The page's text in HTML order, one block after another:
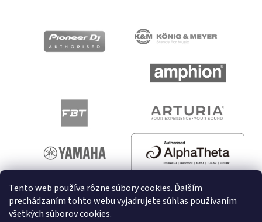
Tento web používa rôzne súbory cookies. Ďalším
prechádzaním tohto webu vyjadrujete súhlas používaním
všetkých súborov cookies.